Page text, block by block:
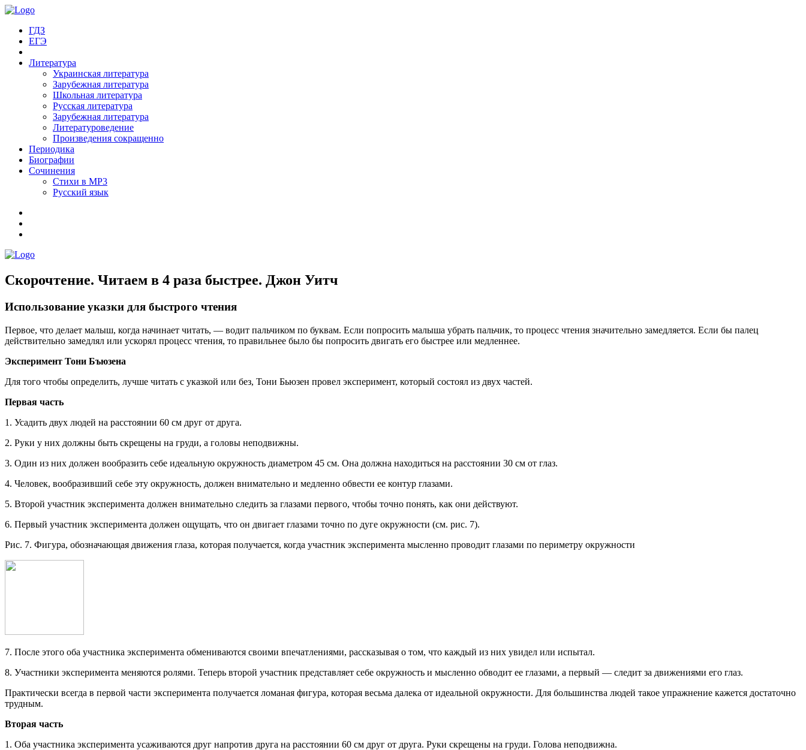
ГДЗ
ЕГЭ
Литература
Украинская литература
Зарубежная литература
Школьная литература
Русская литература
Зарубежная литература
Литературоведение
Произведения сокращенно
Периодика
Биографии
Сочинения
Стихи в MP3
Русский язык
Скорочтение. Читаем в 4 раза быстрее. Джон Уитч
Использование указки для быстрого чтения
Первое, что делает малыш, когда начинает читать, — водит пальчиком по буквам. Если попросить малыша убрать пальчик, то процесс чтения значительно замедляется. Если бы палец
действительно замедлял или ускорял процесс чтения, то правильнее было бы попросить двигать его быстрее или медленнее.
Эксперимент Тони Бъюзена
Для того чтобы определить, лучше читать с указкой или без, Тони Бьюзен провел эксперимент, который состоял из двух частей.
Первая часть
1. Усадить двух людей на расстоянии 60 см друг от друга.
2. Руки у них должны быть скрещены на груди, а головы неподвижны.
3. Один из них должен вообразить себе идеальную окружность диаметром 45 см. Она должна находиться на расстоянии 30 см от глаз.
4. Человек, вообразивший себе эту окружность, должен внимательно и медленно обвести ее контур глазами.
5. Второй участник эксперимента должен внимательно следить за глазами первого, чтобы точно понять, как они действуют.
6. Первый участник эксперимента должен ощущать, что он двигает глазами точно по дуге окружности (см. рис. 7).
Рис. 7. Фигура, обозначающая движения глаза, которая получается, когда участник эксперимента мысленно проводит глазами по периметру окружности
7. После этого оба участника эксперимента обмениваются своими впечатлениями, рассказывая о том, что каждый из них увидел или испытал.
8. Участники эксперимента меняются ролями. Теперь второй участник представляет себе окружность и мысленно обводит ее глазами, а первый — следит за движениями его глаз.
Практически всегда в первой части эксперимента получается ломаная фигура, которая весьма далека от идеальной окружности. Для большинства людей такое упражнение кажется достаточно
трудным.
Вторая часть
1. Оба участника эксперимента усаживаются друг напротив друга на расстоянии 60 см друг от друга. Руки скрещены на груди. Голова неподвижна.